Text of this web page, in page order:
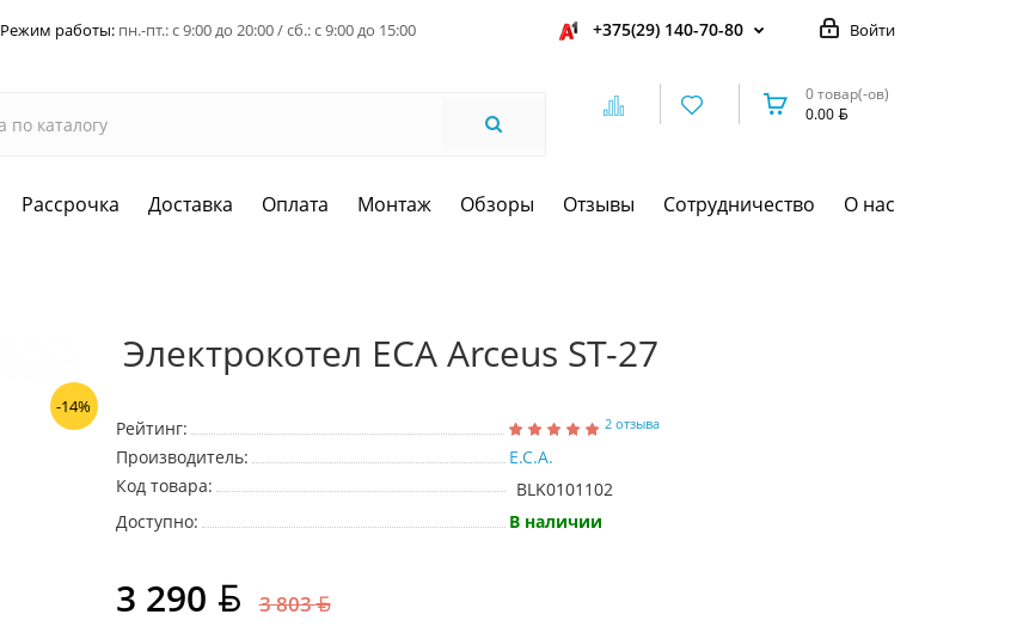
Режим работы: пн.-пт.: с 9:00 до 20:00 / сб.: с 9:00 до 15:00 Войти
+375(29) 140-70-80
0 товар(-ов)
0.00
Рассрочка Доставка Оплата Монтаж Обзоры Отзывы Сотрудничество О нас
-14%
Электрокотел ECA Arceus ST-27
Рейтинг: 2 отзыва
Производитель:
E.C.A.
Код товара:
BLK0101102
Доступно:
В наличии
3 290 3 803